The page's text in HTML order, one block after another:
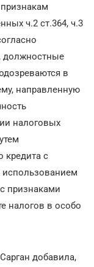
ч.2 ст.364, ч.3
должностные
в
направленную
налоговых
кредита с
использованием
признаками
налогов в особо
добавила,